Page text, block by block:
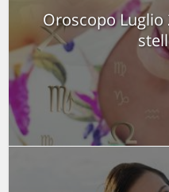
Oroscopo Luglio